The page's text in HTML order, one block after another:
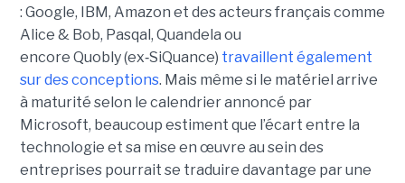
: Google, IBM, Amazon et des acteurs français comme
Alice & Bob, Pasqal, Quandela ou
encore Quobly (ex‑SiQuance) travaillent également
sur des conceptions. Mais même si le matériel arrive
à maturité selon le calendrier annoncé par
Microsoft, beaucoup estiment que l’écart entre la
technologie et sa mise en œuvre au sein des
entreprises pourrait se traduire davantage parune